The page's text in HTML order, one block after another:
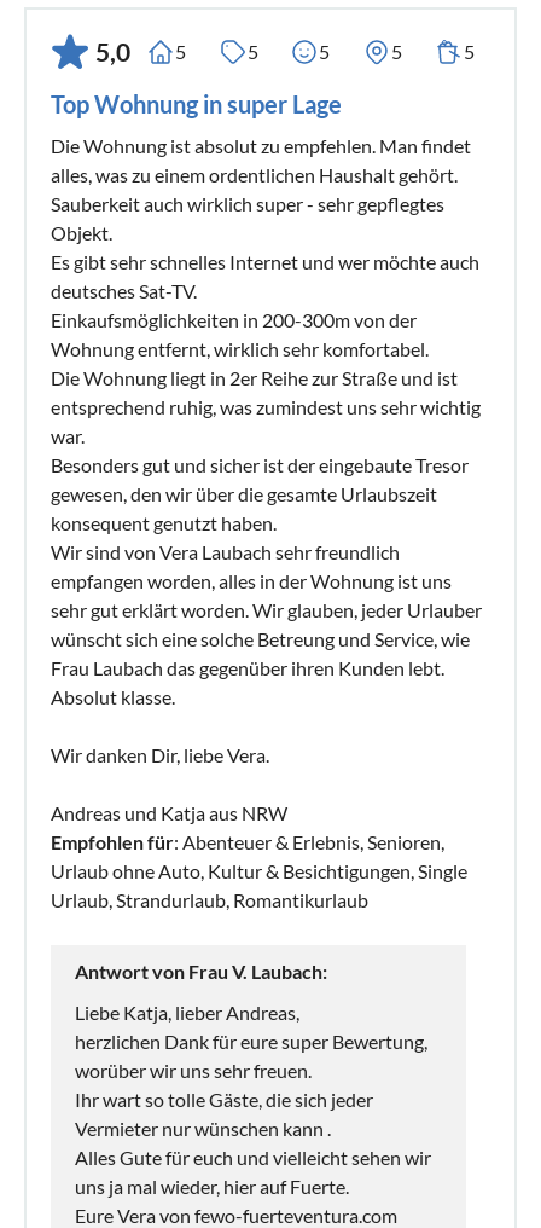
5,0 5 5 5 5 5
Top Wohnung in super Lage
Die Wohnung ist absolut zu empfehlen. Man findet
alles, was zu einem ordentlichen Haushalt gehört.
Sauberkeit auch wirklich super - sehr gepflegtes
Objekt.
Es gibt sehr schnelles Internet und wer möchte auch
deutsches Sat-TV.
Einkaufsmöglichkeiten in 200-300m von der
Wohnung entfernt, wirklich sehr komfortabel.
Die Wohnung liegt in 2er Reihe zur Straße und ist
entsprechend ruhig, was zumindest uns sehr wichtig
war.
Besonders gut und sicher ist der eingebaute Tresor
gewesen, den wir über die gesamte Urlaubszeit
konsequent genutzt haben.
Wir sind von Vera Laubach sehr freundlich
empfangen worden, alles in der Wohnung ist uns
sehr gut erklärt worden. Wir glauben, jeder Urlauber
wünscht sich eine solche Betreung und Service, wie
Frau Laubach das gegenüber ihren Kunden lebt.
Absolut klasse.
Wir danken Dir, liebe Vera.
Andreas und Katja aus NRW
Empfohlen für: Abenteuer & Erlebnis, Senioren,
Urlaub ohne Auto, Kultur & Besichtigungen, Single
Urlaub, Strandurlaub, Romantikurlaub
Antwort von Frau V. Laubach:
Liebe Katja, lieber Andreas,
herzlichen Dank für eure super Bewertung,
worüber wir uns sehr freuen.
Ihr wart so tolle Gäste, die sich jeder
Vermieter nur wünschen kann .
Alles Gute für euch und vielleicht sehen wir
uns ja mal wieder, hier auf Fuerte.
Eure Vera von fewo-fuerteventura.com